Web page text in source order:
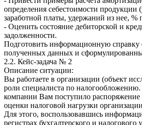
определения себестоимости продукции
заработной платы, удержаний из нее, %
- Оценить состояние дебиторской и
задолженности.
Подготовить информационную справку
полученных данных и
2.2. Кейс-задача № 2
Описание ситуации:
Вы работаете в организации (объект
роли специалиста по налогообложению.
компании Вам поступило распоряжение
оценки налоговой нагрузки
Для этого, воспользовавшись
регистрах бухгалтерского и налогового